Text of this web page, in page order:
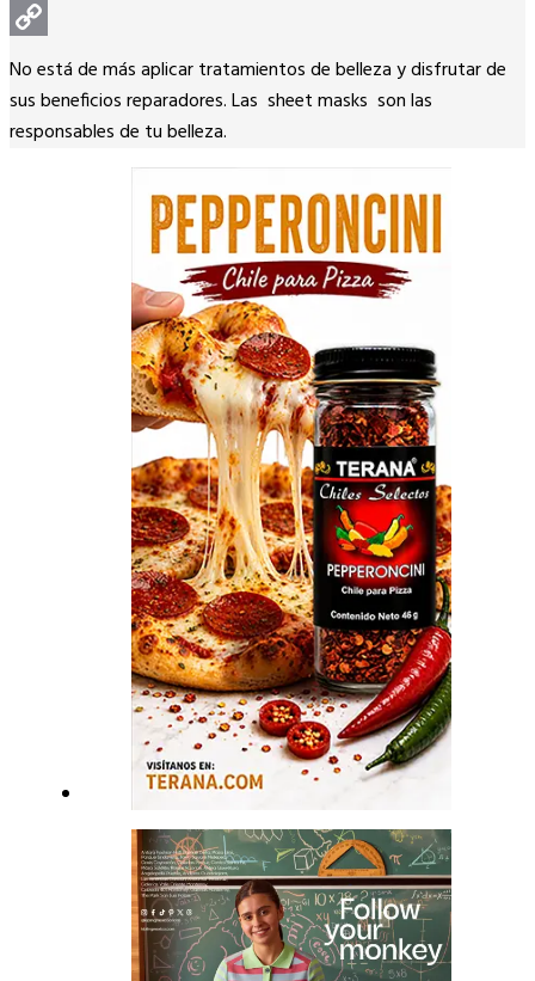
WhatsApp
Copy
Link
No está de más aplicar tratamientos de belleza y disfrutar de
sus beneficios reparadores. Las sheet masks son las
responsables de tu belleza.